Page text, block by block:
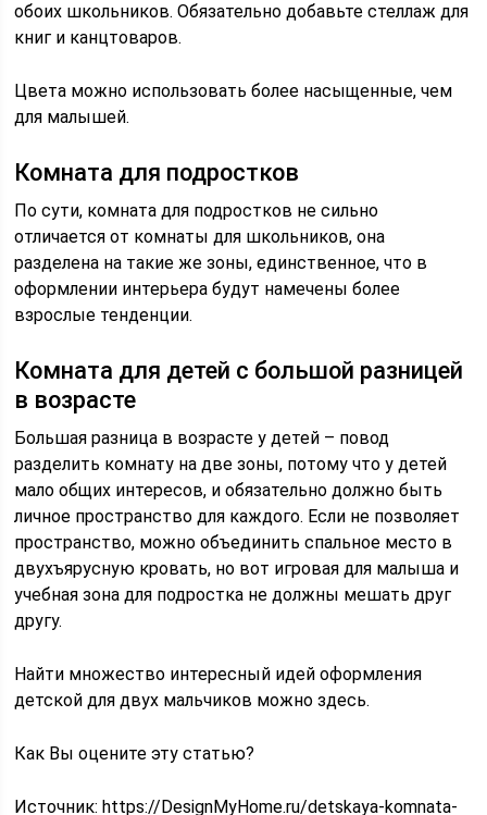
обоих школьников. Обязательно добавьте стеллаж для
книг и канцтоваров.
Цвета можно использовать более насыщенные, чем
для малышей.
Комната для подростков
По сути, комната для подростков не сильно
отличается от комнаты для школьников, она
разделена на такие же зоны, единственное, что в
оформлении интерьера будут намечены более
взрослые тенденции.
Комната для детей с большой разницей
в возрасте
Большая разница в возрасте у детей – повод
разделить комнату на две зоны, потому что у детей
мало общих интересов, и обязательно должно быть
личное пространство для каждого. Если не позволяет
пространство, можно объединить спальное место в
двухъярусную кровать, но вот игровая для малыша и
учебная зона для подростка не должны мешать друг
другу.
Найти множество интересный идей оформления
детской для двух мальчиков можно здесь.
Как Вы оцените эту статью?
Источник:https://DesignMyHome.ru/detskaya-komnata-